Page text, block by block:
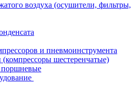
воздуха (осушители, фильтры,
и пневмоинструмента
(компрессоры шестеренчатые)